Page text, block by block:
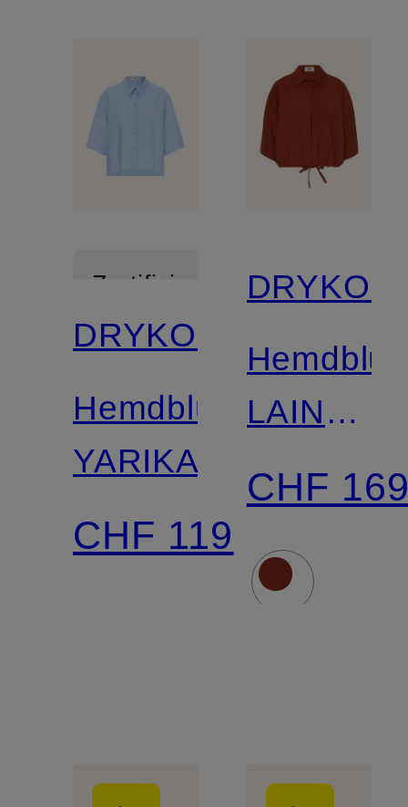
Zertifiziert
DRYKORN
Hemdbluse
YARIKA
CHF 119
LAINAY
mit 3/4-
Arm
CHF